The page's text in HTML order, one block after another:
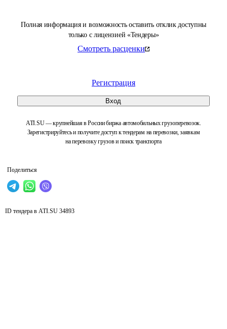
Полная информация и возможность оставить отклик доступны
только с лицензией «Тендеры»
Смотреть расценки
Регистрация
Вход
ATI.SU — крупнейшая в России биржа автомобильных грузоперевозок.
Зарегистрируйтесь и получите доступ к тендерам на перевозки, заявкам
на перевозку грузов и поиск транспорта
Поделиться
ID тендера в ATI.SU 34893